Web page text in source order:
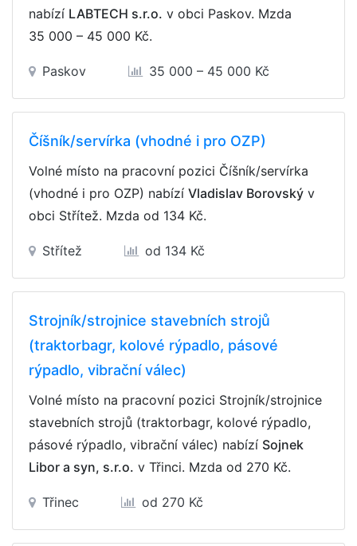
nabízí LABTECH s.r.o. v obci Paskov. Mzda
35 000 – 45 000 Kč.
Paskov 35 000 – 45 000 Kč
Číšník/servírka (vhodné i pro OZP)
Volné místo na pracovní pozici Číšník/servírka
(vhodné i pro OZP) nabízí Vladislav Borovský v
obci Střítež. Mzda od 134 Kč.
Střítež od 134 Kč
Strojník/strojnice stavebních strojů
(traktorbagr, kolové rýpadlo, pásové
rýpadlo, vibrační válec)
Volné místo na pracovní pozici Strojník/strojnice
stavebních strojů (traktorbagr, kolové rýpadlo,
pásové rýpadlo, vibrační válec) nabízí Sojnek
Libor a syn, s.r.o. v Třinci. Mzda od 270 Kč.
Třinec od 270 Kč